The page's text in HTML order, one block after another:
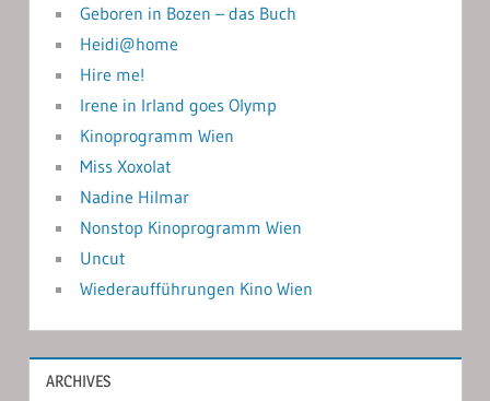
Geboren in Bozen – das Buch
Heidi@home
Hire me!
Irene in Irland goes Olymp
Kinoprogramm Wien
Miss Xoxolat
Nadine Hilmar
Nonstop Kinoprogramm Wien
Uncut
Wiederaufführungen Kino Wien
ARCHIVES